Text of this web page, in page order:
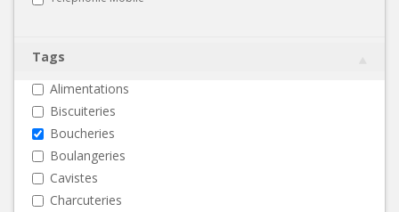
Tags
Alimentations
Biscuiteries
Boucheries
Boulangeries
Cavistes
Charcuteries